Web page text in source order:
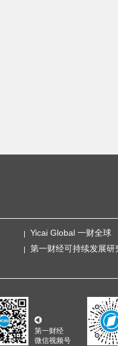
Yicai Global 一财全球
第一财经可持续发展研
第一财经
微信视频号